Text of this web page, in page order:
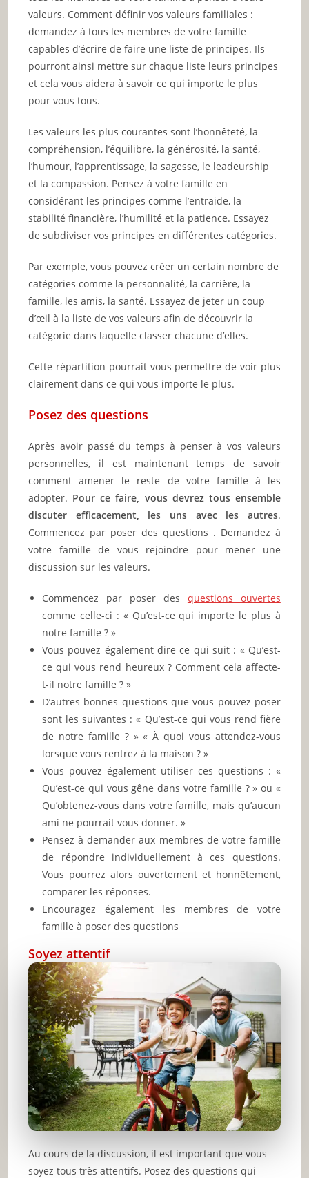
valeurs. Comment définir vos valeurs familiales :
demandez à tous les membres de votre famille
capables d’écrire de faire une liste de principes. Ils
pourront ainsi mettre sur chaque liste leurs principes
et cela vous aidera à savoir ce qui importe le plus
pour vous tous.
Les valeurs les plus courantes sont l’honnêteté, la
compréhension, l’équilibre, la générosité, la santé,
l’humour, l’apprentissage, la sagesse, le leadeurship
et la compassion. Pensez à votre famille en
considérant les principes comme l’entraide, la
stabilité financière, l’humilité et la patience. Essayez
de subdiviser vos principes en différentes catégories.
Par exemple, vous pouvez créer un certain nombre de
catégories comme la personnalité, la carrière, la
famille, les amis, la santé. Essayez de jeter un coup
d’œil à la liste de vos valeurs afin de découvrir la
catégorie dans laquelle classer chacune d’elles.
Cette répartition pourrait vous permettre de voir plus
clairement dans ce qui vous importe le plus.
Posez des questions
Après avoir passé du temps à penser à vos valeurs
personnelles, il est maintenant temps de savoir
comment amener le reste de votre famille à les
adopter. Pour ce faire, vous devrez tous ensemble
discuter efficacement, les uns avec les autres.
Commencez par poser des questions . Demandez à
votre famille de vous rejoindre pour mener une
discussion sur les valeurs.
Commencez par poser des questions ouvertes
comme celle-ci : « Qu’est-ce qui importe le plus à
notre famille ? »
Vous pouvez également dire ce qui suit : « Qu’est-
ce qui vous rend heureux ? Comment cela affecte-
t-il notre famille ? »
D’autres bonnes questions que vous pouvez poser
sont les suivantes : « Qu’est-ce qui vous rend fière
de notre famille ? » « À quoi vous attendez-vous
lorsque vous rentrez à la maison ? »
Vous pouvez également utiliser ces questions : «
Qu’est-ce qui vous gêne dans votre famille ? » ou «
Qu’obtenez-vous dans votre famille, mais qu’aucun
ami ne pourrait vous donner. »
Pensez à demander aux membres de votre famille
de répondre individuellement à ces questions.
Vous pourrez alors ouvertement et honnêtement,
comparer les réponses.
Encouragez également les membres de votre
famille à poser des questions
Soyez attentif
Au cours de la discussion, il est important que vous
soyez tous très attentifs. Posez des questions qui